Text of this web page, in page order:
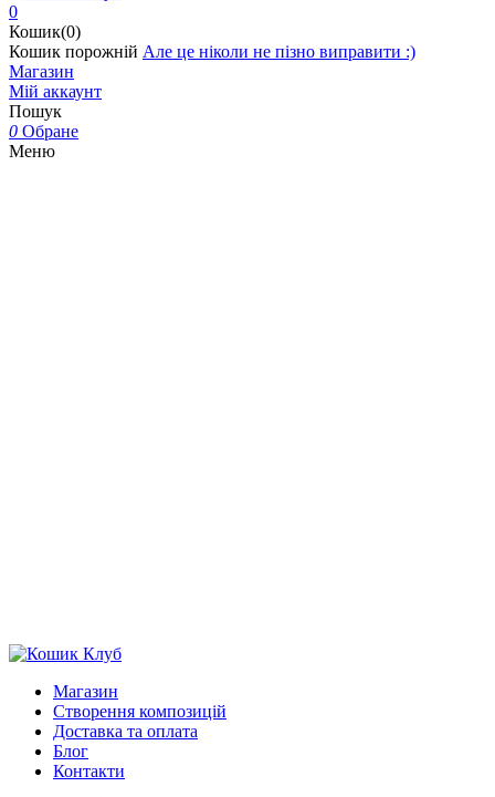
0
Кошик(0)
Кошик порожній Але це ніколи не пізно виправити :)
Магазин
Мій аккаунт
Пошук
0 Обране
Меню
Магазин
Створення композицій
Доставка та оплата
Блог
Контакти